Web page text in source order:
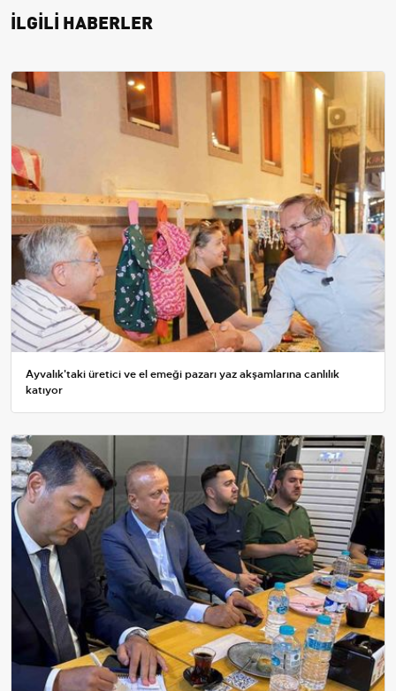
İLGİLİ HABERLER
Ayvalık'taki üretici ve el emeği pazarı yaz akşamlarına canlılık
katıyor